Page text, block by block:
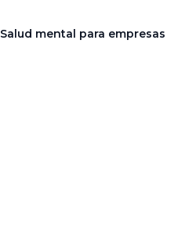
Salud mental para empresas